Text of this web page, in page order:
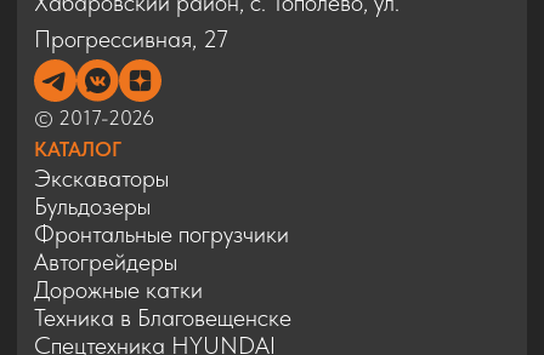
ДОПОЛНИТЕЛЬНО
Запчасти
Статьи
Сервис
Контакты
Карта сайта
Политика конфиденциальности